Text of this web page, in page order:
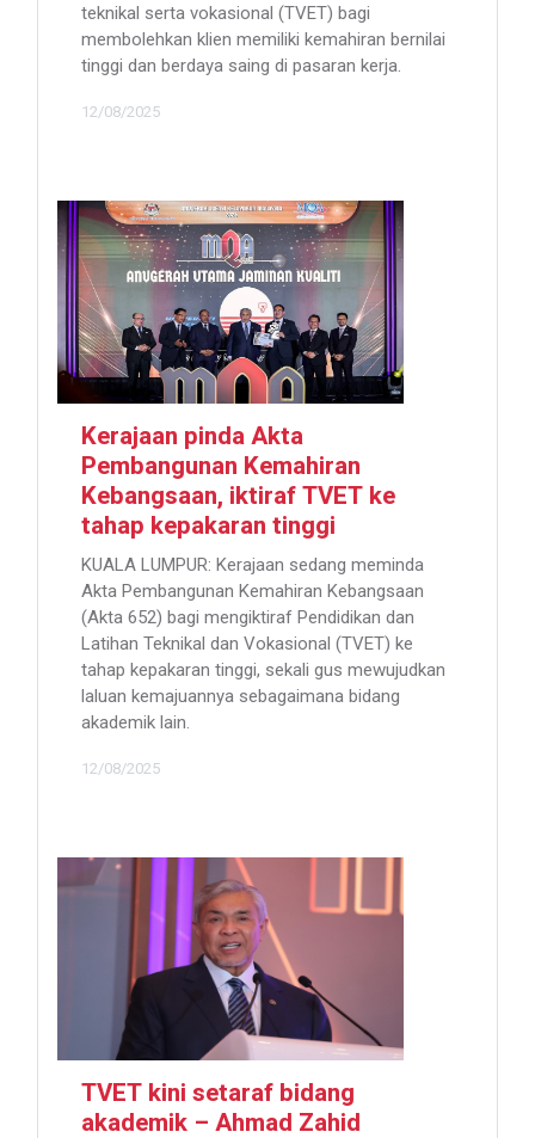
teknikal serta vokasional (TVET) bagi
membolehkan klien memiliki kemahiran bernilai
tinggi dan berdaya saing di pasaran kerja.
12/08/2025
Kerajaan pinda Akta
Pembangunan Kemahiran
Kebangsaan, iktiraf TVET ke
tahap kepakaran tinggi
KUALA LUMPUR: Kerajaan sedang meminda
Akta Pembangunan Kemahiran Kebangsaan
(Akta 652) bagi mengiktiraf Pendidikan dan
Latihan Teknikal dan Vokasional (TVET) ke
tahap kepakaran tinggi, sekali gus mewujudkan
laluan kemajuannya sebagaimana bidang
akademik lain.
12/08/2025
TVET kini setaraf bidang
akademik – Ahmad Zahid